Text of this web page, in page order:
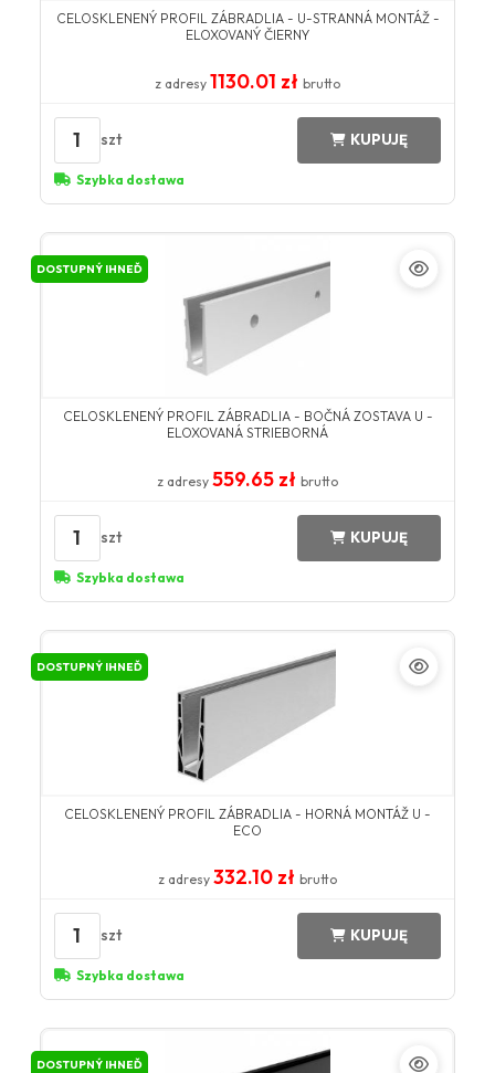
CELOSKLENENÝ PROFIL ZÁBRADLIA - U-STRANNÁ MONTÁŽ -
ELOXOVANÝ ČIERNY
z adresy 1130.01 zł brutto
1 szt KUPUJĘ
Szybka dostawa
DOSTUPNÝ IHNEĎ
CELOSKLENENÝ PROFIL ZÁBRADLIA - BOČNÁ ZOSTAVA U -
ELOXOVANÁ STRIEBORNÁ
z adresy 559.65 zł brutto
1 szt KUPUJĘ
Szybka dostawa
DOSTUPNÝ IHNEĎ
CELOSKLENENÝ PROFIL ZÁBRADLIA - HORNÁ MONTÁŽ U -
ECO
z adresy 332.10 zł brutto
1 szt KUPUJĘ
Szybka dostawa
DOSTUPNÝ IHNEĎ